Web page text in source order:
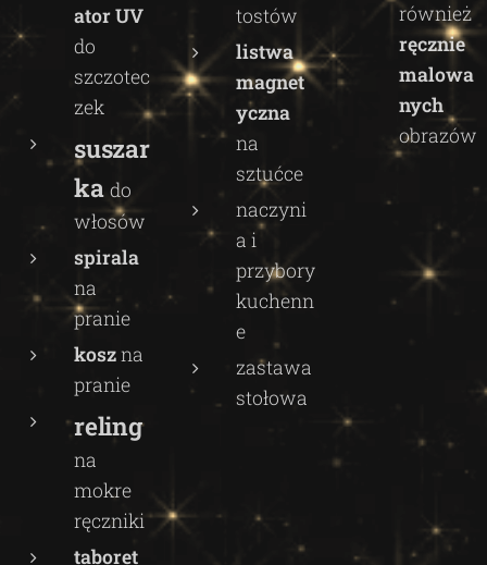
ator UV
do
szczotec
zek
suszar
kado
włosów
spirala
na
pranie
koszna
pranie
reling
na
mokre
ręczniki
taboret
tostów
listwa
magnet
yczna
na
sztućce
naczyni
a i
przybory
kuchenn
e
zastawa
stołowa
również
ręcznie
malowa
nych
obrazów